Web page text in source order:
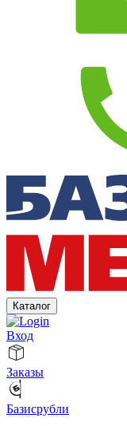
Каталог
Вход
Заказы
Базисрубли